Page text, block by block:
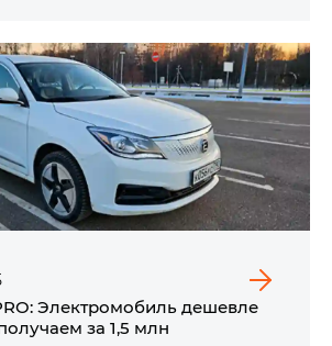
Электромобиль дешевле
за 1,5 млн